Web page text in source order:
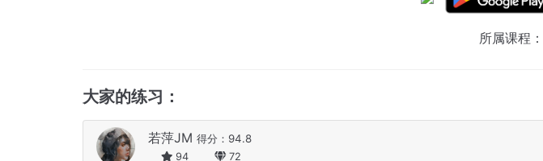
所属课程：
大家的练习：
若萍JM 得分：94.8
94 72